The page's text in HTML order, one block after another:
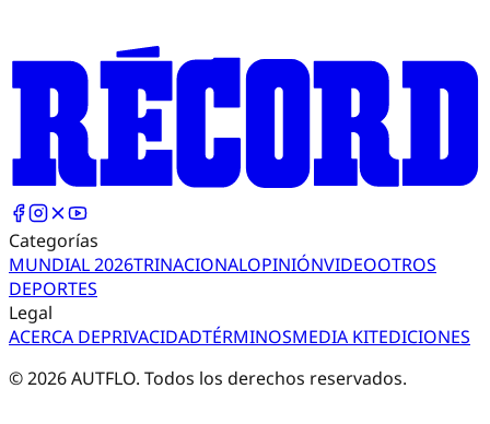
Categorías
MUNDIAL 2026TRINACIONALOPINIÓNVIDEOOTROS
DEPORTES
Legal
ACERCA DEPRIVACIDADTÉRMINOSMEDIA KITEDICIONES
©2026AUTFLO. Todos los derechos reservados.